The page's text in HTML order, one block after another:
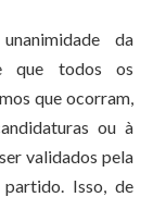
da
que todos os
que ocorram,
ou à
validados pela
Isso, de